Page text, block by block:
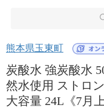
熊本県玉東町
炭酸水 強炭酸水
然水使用 ストロ
大容量 24L《7月